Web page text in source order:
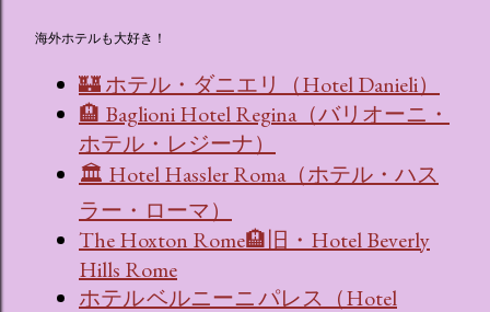
海外ホテルも大好き！
🏰 ホテル・ダニエリ（Hotel Danieli）
🏨 Baglioni Hotel Regina（バリオーニ・
ホテル・レジーナ）
🏛 Hotel Hassler Roma（ホテル・ハス
ラー・ローマ）
The Hoxton Rome🏨旧・Hotel Beverly
Hills Rome
ホテル ベルニーニ パレス（Hotel